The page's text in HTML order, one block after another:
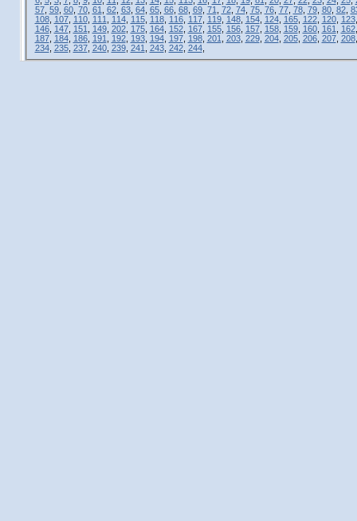
57, 59, 60, 70, 61 62, 63, 64, 65, 66, 68, 69, 71 72, 74, 75, 76, 77, 78, 79, 80, 82,
108, 107, 110, 111 114, 115, 118, 116, 117, 119, 148, 154, 124, 165, 122, 120, 123
146, 147, 151 149, 202, 175, 164, 152, 167, 155, 156, 157, 158, 159, 160, 161 162
187, 184, 186, 191 192, 193, 194, 197, 198, 201 203, 229, 204, 205, 206, 207, 208
234, 235, 237, 240, 239, 241 243, 242, 244,